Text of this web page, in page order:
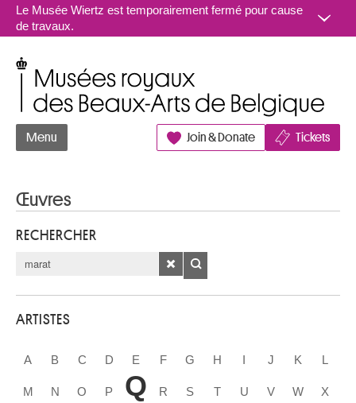
Aller au contenu
Le Musée Wiertz est temporairement fermé pour cause
de travaux.
Menu Join & Donate Tickets
Œuvres
RECHERCHER
ARTISTES
A B C D E F G H I J K L
M N O P Q R S T U V W X